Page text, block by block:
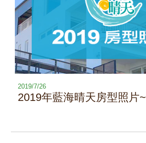
2019/7/26
2019年藍海晴天房型照片~